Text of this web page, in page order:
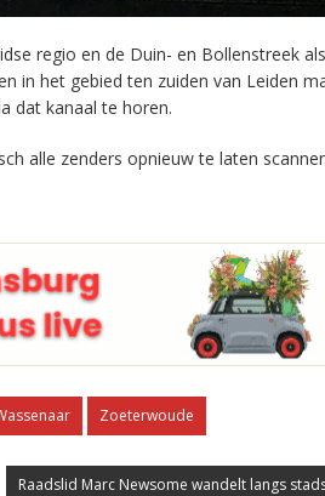
regio en de Duin- en Bollenstreek als
in het gebied ten zuiden van Leiden
dat kanaal te horen.
alle zenders opnieuw te laten
Zoeterwoude
Raadslid Marc Newsome wandelt langs